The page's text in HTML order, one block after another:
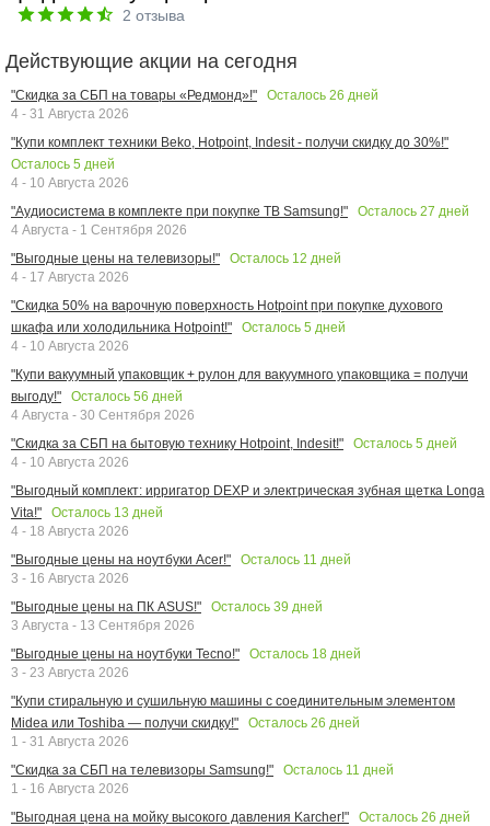
2 отзыва
Действующие акции на сегодня
"Скидка за СБП на товары «Редмонд»!" Осталось 26 дней
4 - 31 Августа 2026
"Купи комплект техники Beko, Hotpoint, Indesit - получи скидку до 30%!"
Осталось 5 дней
4 - 10 Августа 2026
"Аудиосистема в комплекте при покупке ТВ Samsung!"
Осталось 27 дней
4 Августа - 1 Сентября 2026
"Выгодные цены на телевизоры!"
Осталось 12 дней
4 - 17 Августа 2026
"Скидка 50% на варочную поверхность Hotpoint при покупке духового
шкафа или холодильника Hotpoint!"
Осталось 5 дней
4 - 10 Августа 2026
"Купи вакуумный упаковщик + рулон для вакуумного упаковщика = получи
выгоду!"
Осталось 56 дней
4 Августа - 30 Сентября 2026
"Скидка за СБП на бытовую технику Hotpoint, Indesit!"
Осталось 5 дней
4 - 10 Августа 2026
"Выгодный комплект: ирригатор DEXP и электрическая зубная щетка Longa
Vita!"
Осталось 13 дней
4 - 18 Августа 2026
"Выгодные цены на ноутбуки Acer!"
Осталось 11 дней
3 - 16 Августа 2026
"Выгодные цены на ПК ASUS!"
Осталось 39 дней
3 Августа - 13 Сентября 2026
"Выгодные цены на ноутбуки Tecno!"
Осталось 18 дней
3 - 23 Августа 2026
"Купи стиральную и сушильную машины с соединительным элементом
Midea или Toshiba — получи скидку!"
Осталось 26 дней
1 - 31 Августа 2026
"Скидка за СБП на телевизоры Samsung!"
Осталось 11 дней
1 - 16 Августа 2026
"Выгодная цена на мойку высокого давления Karcher!"
Осталось 26 дней